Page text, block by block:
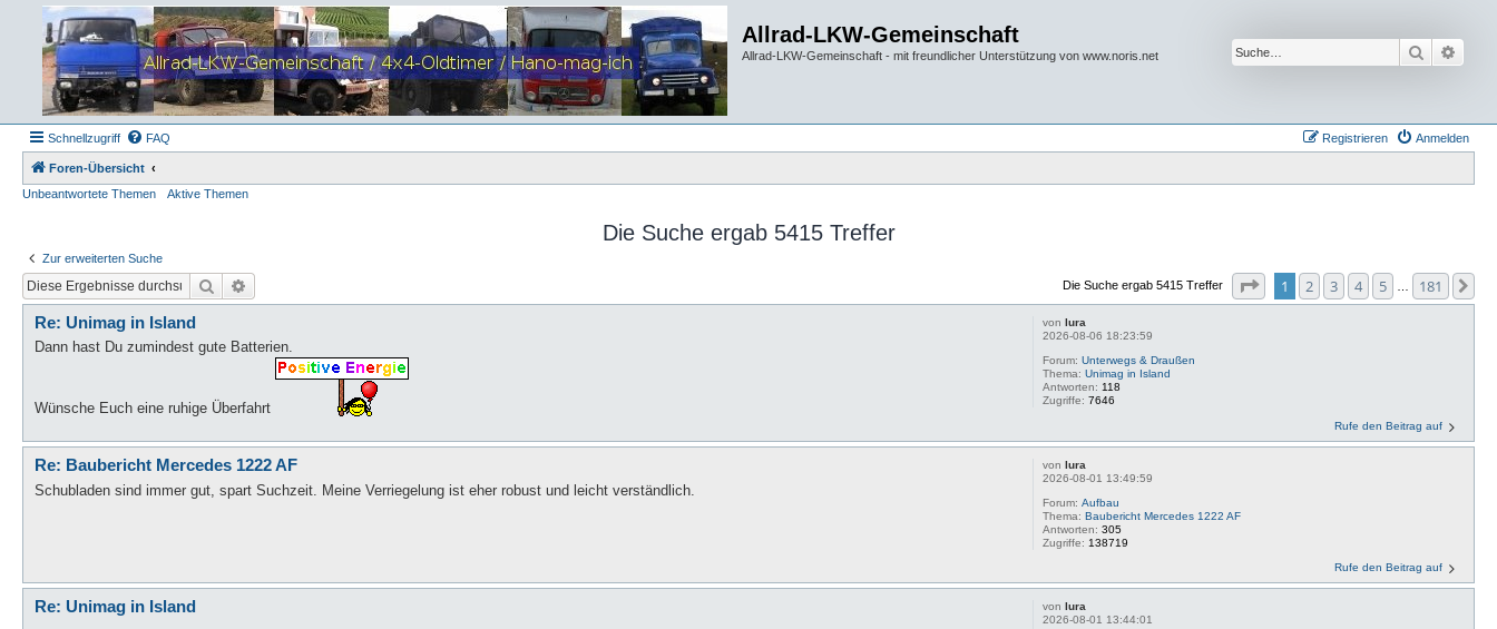
Allrad-LKW-Gemeinschaft
Allrad-LKW-Gemeinschaft - mit freundlicher Unterstützung von www.noris.net Suche
Schnellzugriff FAQ Anmelden
Registrieren
Foren-Übersicht
Unbeantwortete Themen
Aktive Themen
Die Suche ergab 5415 Treffer
Zur erweiterten Suche
Suche Die Suche ergab 5415 Treffer Seite von181
1 2 3 4 5 181
vonlura
2026-08-06 18:23:59
Forum:Unterwegs & Draußen
Thema:Unimag in Island
Antworten: 118
Zugriffe:7646
Re: Unimag in Island
Dann hast Du zumindest gute Batterien.
Wünsche Euch eine ruhige Überfahrt
Rufe den Beitrag auf
vonlura
2026-08-01 13:49:59
Forum:Aufbau
Thema:Baubericht Mercedes 1222 AF
Antworten:305
Zugriffe: 138719
Re: Baubericht Mercedes 1222 AF
Schubladen sind immer gut, spart Suchzeit. Meine Verriegelung ist eher robust und leicht verständlich.
Rufe den Beitrag auf
vonlura
2026-08-01 13:44:01
Re: Unimag in Island